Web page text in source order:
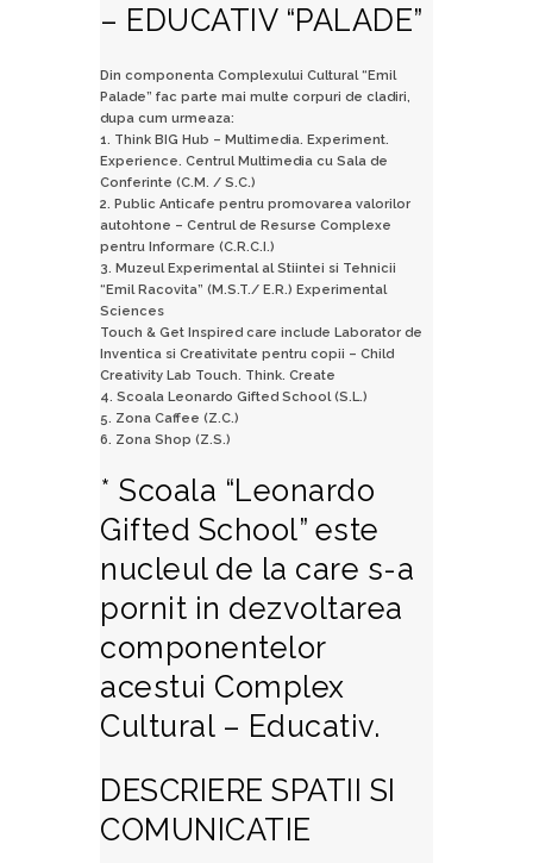
– EDUCATIV “PALADE”
Din componenta Complexului Cultural “Emil
Palade” fac parte mai multe corpuri de cladiri,
dupa cum urmeaza:
1. Think BIG Hub – Multimedia. Experiment.
Experience. Centrul Multimedia cu Sala de
Conferinte (C.M. / S.C.)
2. Public Anticafe pentru promovarea valorilor
autohtone – Centrul de Resurse Complexe
pentru Informare (C.R.C.I.)
3. Muzeul Experimental al Stiintei si Tehnicii
“Emil Racovita” (M.S.T./ E.R.) Experimental
Sciences
Touch & Get Inspired care include Laborator de
Inventica si Creativitate pentru copii – Child
Creativity Lab Touch. Think. Create
4. Scoala Leonardo Gifted School (S.L.)
5. Zona Caffee (Z.C.)
6. Zona Shop (Z.S.)
* Scoala “Leonardo
Gifted School” este
nucleul de la care s-a
pornit in dezvoltarea
componentelor
acestui Complex
Cultural – Educativ.
DESCRIERE SPATII SI
COMUNICATIE